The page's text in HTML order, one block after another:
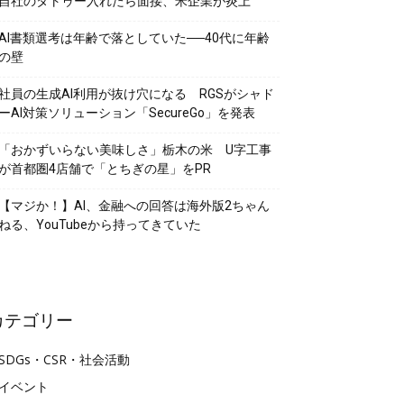
書類選考は年齢で落としていた──40代に年齢
壁
員の生成AI利用が抜け穴になる RGSがシャド
AI対策ソリューション「SecureGo」を発表
おかずいらない美味しさ」栃木の米 U字工事
首都圏4店舗で「とちぎの星」をPR
マジか！】AI、金融への回答は海外版2ちゃん
る、YouTubeから持ってきていた
テゴリー
・CSR・社会活動
ベント